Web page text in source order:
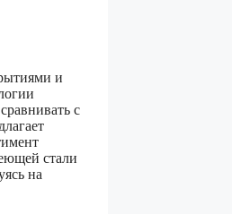
и
с
стали
на